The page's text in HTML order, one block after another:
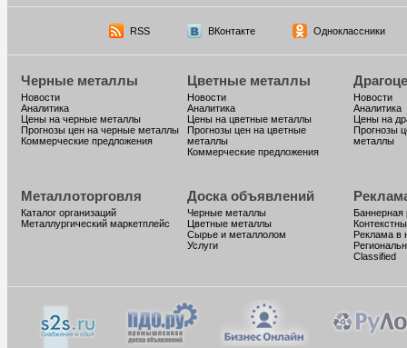
RSS ВКонтакте Одноклассники
Черные металлы
Новости
Аналитика
Цены на черные металлы
Прогнозы цен на черные металлы
Коммерческие предложения
Цветные металлы
Новости
Аналитика
Цены на цветные металлы
Прогнозы цен на цветные
металлы
Коммерческие предложения
Новости
Аналитика
Цены на
Прогнозы
металлы
Металлоторговля
Каталог организаций
Металлургический маркетплейс
Доска объявлений
Черные металлы
Цветные металлы
Сырье и металлолом
Услуги
Баннерная
Реклама в
Classified